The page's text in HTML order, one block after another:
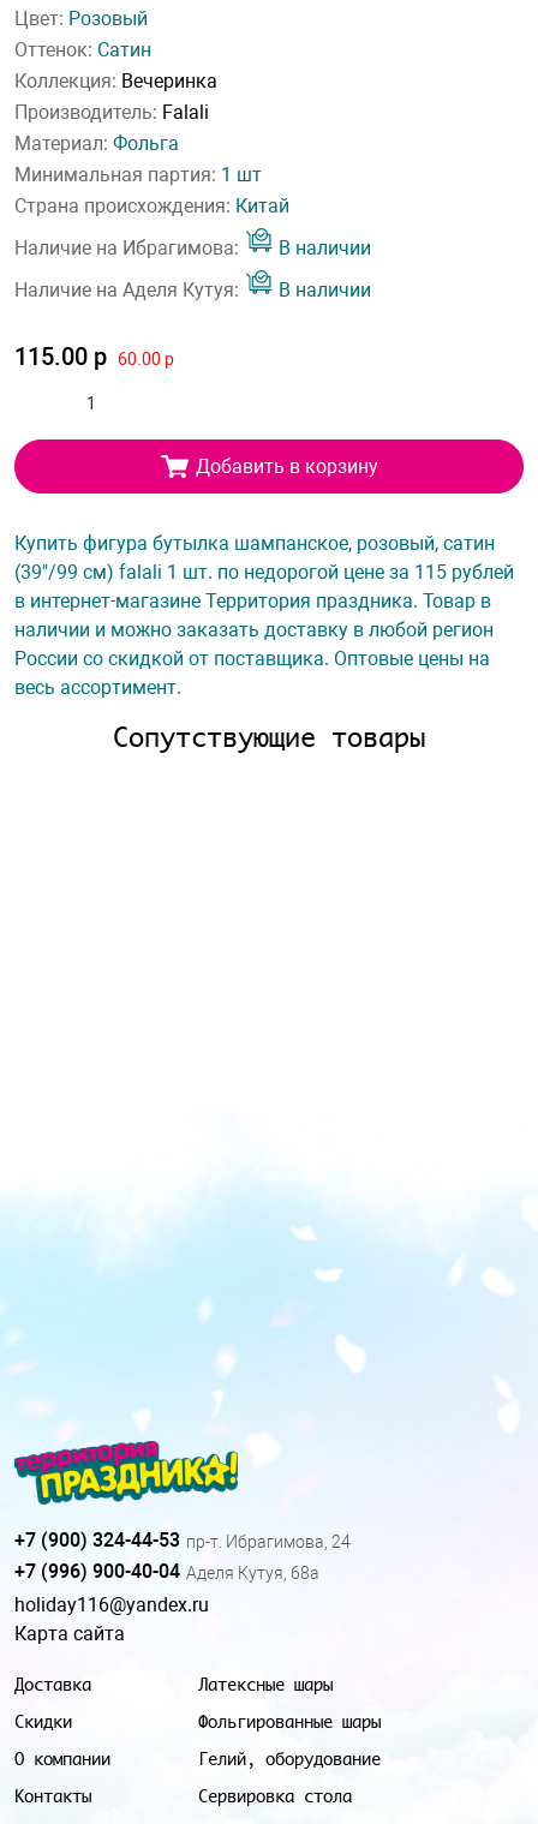
Цвет: Розовый
Оттенок: Сатин
Коллекция: Вечеринка
Производитель: Falali
Материал: Фольга
Минимальная партия: 1 шт
Страна происхождения: Китай
Наличие на Ибрагимова:
В наличии
Наличие на Аделя Кутуя:
В наличии
115.00 р 60.00 р
Добавить в корзину
Купить фигура бутылка шампанское, розовый, сатин
(39"/99 см) falali 1 шт. по недорогой цене за 115 рублей
в интернет-магазине Территория праздника. Товар в
наличии и можно заказать доставку в любой регион
России со скидкой от поставщика. Оптовые цены на
весь ассортимент.
Сопутствующие товары
Доставка
Скидки
О компании
Контакты
Латексные шары
Фольгированные шары
Гелий, оборудование
Сервировка стола
+7 (900) 324-44-53 пр-т. Ибрагимова, 24
+7 (996) 900-40-04 Аделя Кутуя, 68а
holiday116@yandex.ru
Карта сайта